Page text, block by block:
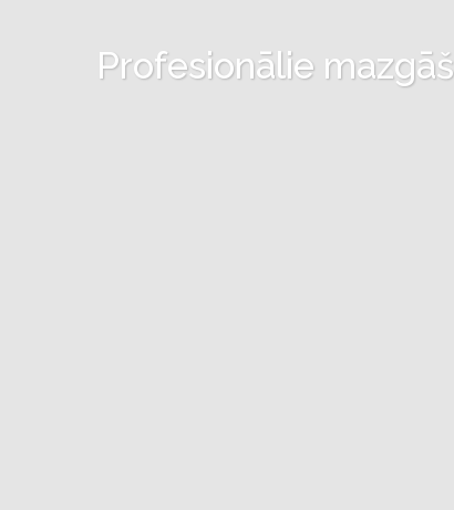
Profesionālie